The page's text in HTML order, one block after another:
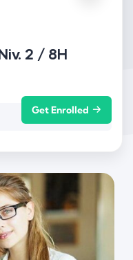
2 / 8H
Get Enrolled